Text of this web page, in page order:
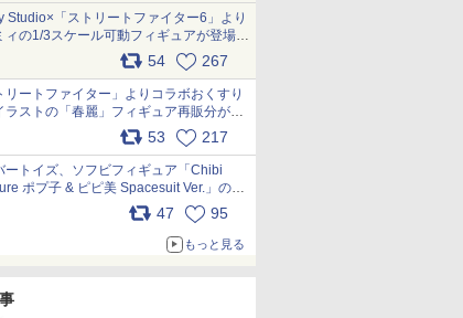
Studio×「ストリートファイター6」より
ィの1/3スケール可動フィギュアが登場
54 267
リートファイター」よりコラボおくすり
ラストの「春麗」フィギュア再販分が本
日出荷開始 pic.x.com/toUc1MHr41
53 217
ートイズ、ソフビフィギュア「Chibi
ポプ子 & ピピ美 Spacesuit Ver.」の発
売中止を発表 pic.x.com/Ri45iFeYjn
47 95
もっと見る